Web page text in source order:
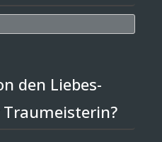
den Liebes-